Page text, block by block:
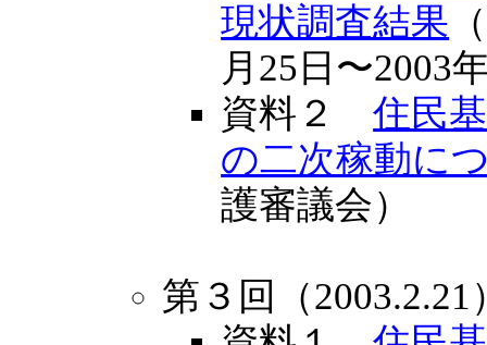
現状調査結果
月25日〜2003
資料２住民
の二次稼動に
護審議会）
第３回（2003.2.21